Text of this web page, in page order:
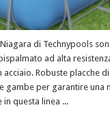
di Technypools
ad alta
Robuste placche
gambe per garantire una
in questa linea ...